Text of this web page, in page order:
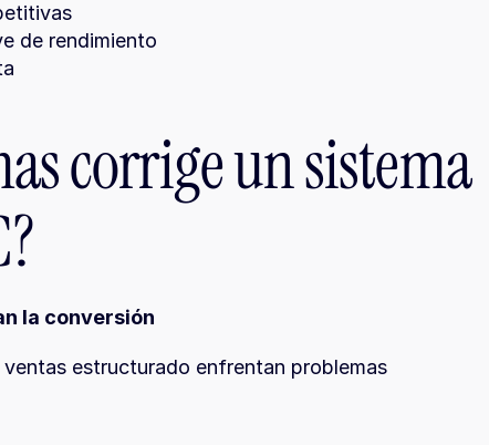
de rendimiento
corrige un sistema
la conversión
ventas estructurado enfrentan problemas